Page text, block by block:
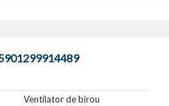
Ventilator de birou